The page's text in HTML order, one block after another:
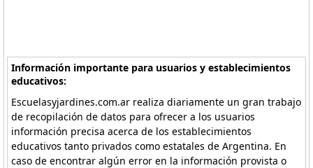
Información importante para usuarios y establecimientos
educativos:
Escuelasyjardines.com.ar realiza diariamente un gran trabajo
de recopilación de datos para ofrecer a los usuarios
información precisa acerca de los establecimientos
educativos tanto privados como estatales de Argentina. En
caso de encontrar algún error en la información provista o